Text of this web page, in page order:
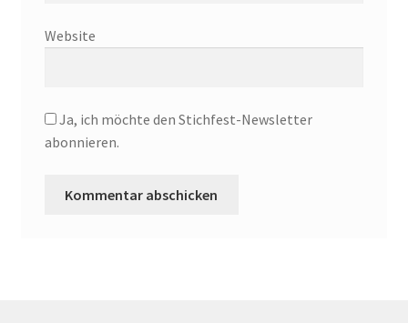
Website
Ja, ich möchte den Stichfest-Newsletter
abonnieren.